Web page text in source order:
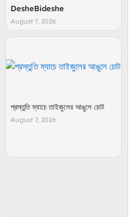
DesheBideshe
August 7, 2026
প্রস্তুতি ম্যাচে তাইজুলের আঙুলে চোট
August 7, 2026